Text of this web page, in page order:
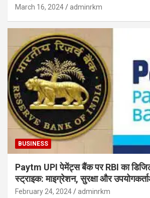
March 16, 2024 adminrkm
BUSINESS
Paytm UPI पेमेंट्स बैंक पर RBI का
स्ट्राइक: माइग्रेशन, सुरक्षा और
February 24, 2024 adminrkm